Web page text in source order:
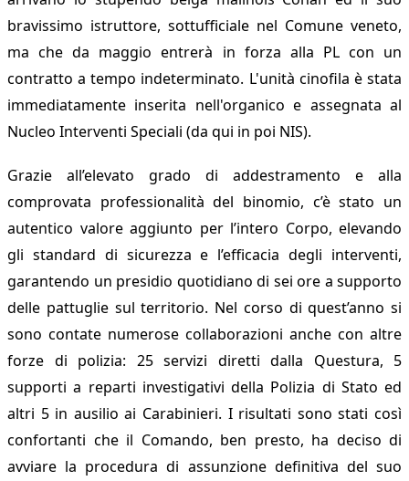
bravissimo istruttore, sottufficiale nel Comune veneto,
ma che da maggio entrerà in forza alla PL con un
contratto a tempo indeterminato. L'unità cinofila è stata
immediatamente inserita nell'organico e assegnata al
Nucleo Interventi Speciali (da qui in poi NIS).
Grazie all’elevato grado di addestramento e alla
comprovata professionalità del binomio, c’è stato un
autentico valore aggiunto per l’intero Corpo, elevando
gli standard di sicurezza e l’efficacia degli interventi,
garantendo un presidio quotidiano di sei ore a supporto
delle pattuglie sul territorio. Nel corso di quest’anno si
sono contate numerose collaborazioni anche con altre
forze di polizia: 25 servizi diretti dalla Questura, 5
supporti a reparti investigativi della Polizia di Stato ed
altri 5 in ausilio ai Carabinieri. I risultati sono stati così
confortanti che il Comando, ben presto, ha deciso di
avviare la procedura di assunzione definitiva del suo